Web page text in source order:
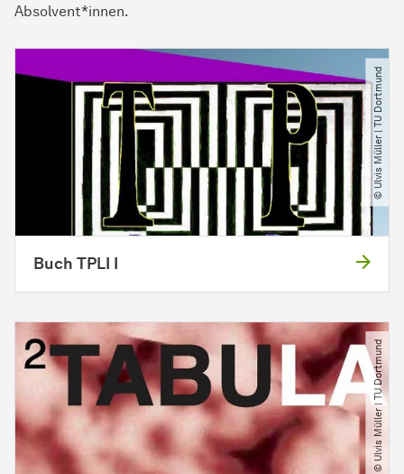
Absolvent*innen.
© Ulvis Müller | TU Dortmund
Buch TPLI I
© Ulvis Müller | TU Dortmund